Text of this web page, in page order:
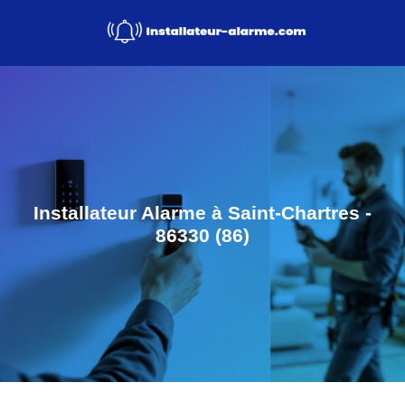
Installateur Alarme à Saint-Chartres -
86330 (86)